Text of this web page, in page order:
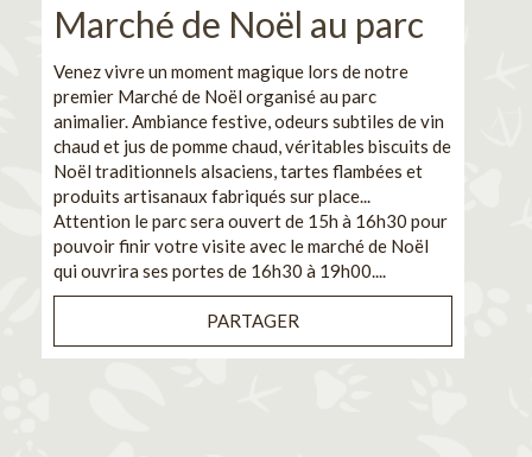
Marché de Noël au parc
Venez vivre un moment magique lors de notre
premier Marché de Noël organisé au parc
animalier. Ambiance festive, odeurs subtiles de vin
chaud et jus de pomme chaud, véritables biscuits de
Noël traditionnels alsaciens, tartes flambées et
produits artisanaux fabriqués sur place...
Attention le parc sera ouvert de 15h à 16h30 pour
pouvoir finir votre visite avec le marché de Noël
qui ouvrira ses portes de 16h30 à 19h00....
PARTAGER